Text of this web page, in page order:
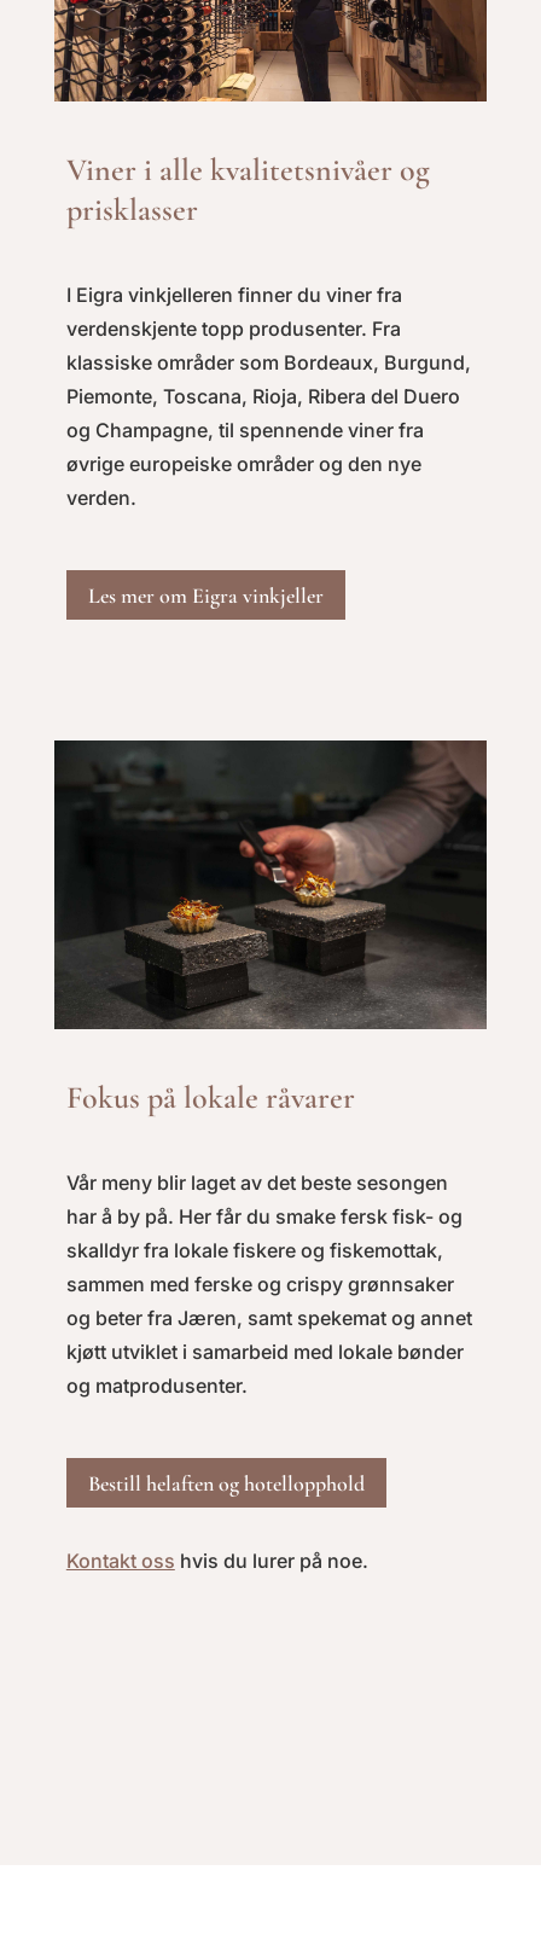
Viner i alle kvalitetsnivåer og
prisklasser
I Eigra vinkjelleren finner du viner fra
verdenskjente topp produsenter. Fra
klassiske områder som Bordeaux, Burgund,
Piemonte, Toscana, Rioja, Ribera del Duero
og Champagne, til spennende viner fra
øvrige europeiske områder og den nye
verden.
Les mer om Eigra vinkjeller
Fokus på lokale råvarer
Vår meny blir laget av det beste sesongen
har å by på. Her får du smake fersk fisk- og
skalldyr fra lokale fiskere og fiskemottak,
sammen med ferske og crispy grønnsaker
og beter fra Jæren, samt spekemat og annet
kjøtt utviklet i samarbeid med lokale bønder
og matprodusenter.
Bestill helaften og hotellopphold
Kontakt oss hvis du lurer på noe.